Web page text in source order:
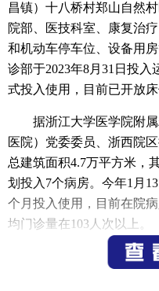
昌镇）十八桥村郑山自然
院部、医技科室、康复治
和机动车停车位、设备用
诊部于2023年8月31日投入
式投入使用，目前已开放床
据浙江大学医学院附
医院）党委委员、浙西院
总建筑面积4.7万平方米，
划投入7个病房。今年1月
个月投入使用，目前在院
均门诊量在103人次以上。
心安康，身安宁。杭